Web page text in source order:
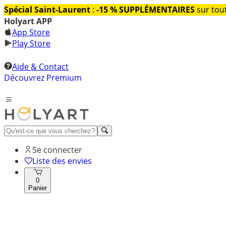
Spécial Saint-Laurent : -15 % SUPPLÉMENTAIRESsur
Holyart APP
App Store
Play Store
Aide & Contact
Découvrez Premium
Se connecter
Liste des envies
0
Panier